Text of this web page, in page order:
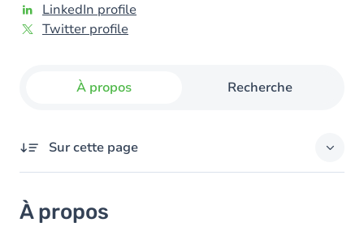
LinkedIn profile
Twitter profile
À propos Recherche
Sur cette page
Domaines d'expertises
À propos